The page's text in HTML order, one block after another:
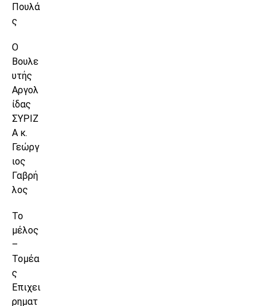
Πουλά
ς
Ο
Βουλε
υτής
Αργολ
ίδας
ΣΥΡΙΖ
Α κ.
Γεώργ
ιος
Γαβρή
λος
Το
μέλος
–
Τομέα
ς
Επιχει
ρηματ